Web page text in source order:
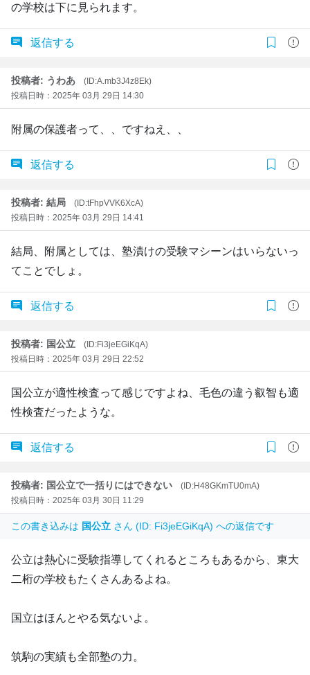
の学校は下に見られます。
返信する
投稿者: うわあ
(ID:A.mb3J4z8Ek)
投稿日時：2025年 03月 29日 14:30
附属の保護者って、、ですねえ、、
返信する
投稿者: 結局
(ID:tFhpVVK6XcA)
投稿日時：2025年 03月 29日 14:41
結局、附属としては、塾漬けの受験マシーンはいらないっ
てことでしょ。
返信する
投稿者: 国公立
(ID:Fi3jeEGiKqA)
投稿日時：2025年 03月 29日 22:52
国公立が適性検査って感じですよね、毛色の違う叡智も適
性検査だったような。
返信する
投稿者: 国公立で一括りにはできない
(ID:H48GKmTU0mA)
投稿日時：2025年 03月 30日 11:29
この書き込みは 国公立 さん (ID: Fi3jeEGiKqA) への返信です
公立は熱心に受験指導してくれるところもあるから、東大
二桁の学校もたくさんあるよね。
国立はほんとやる気ないよ。
筑駒の実績も全部塾の力。